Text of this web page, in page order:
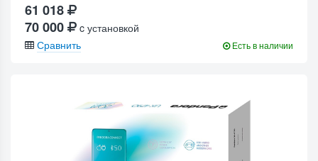
61 018
70 000
c установкой
Сравнить
Есть в наличии